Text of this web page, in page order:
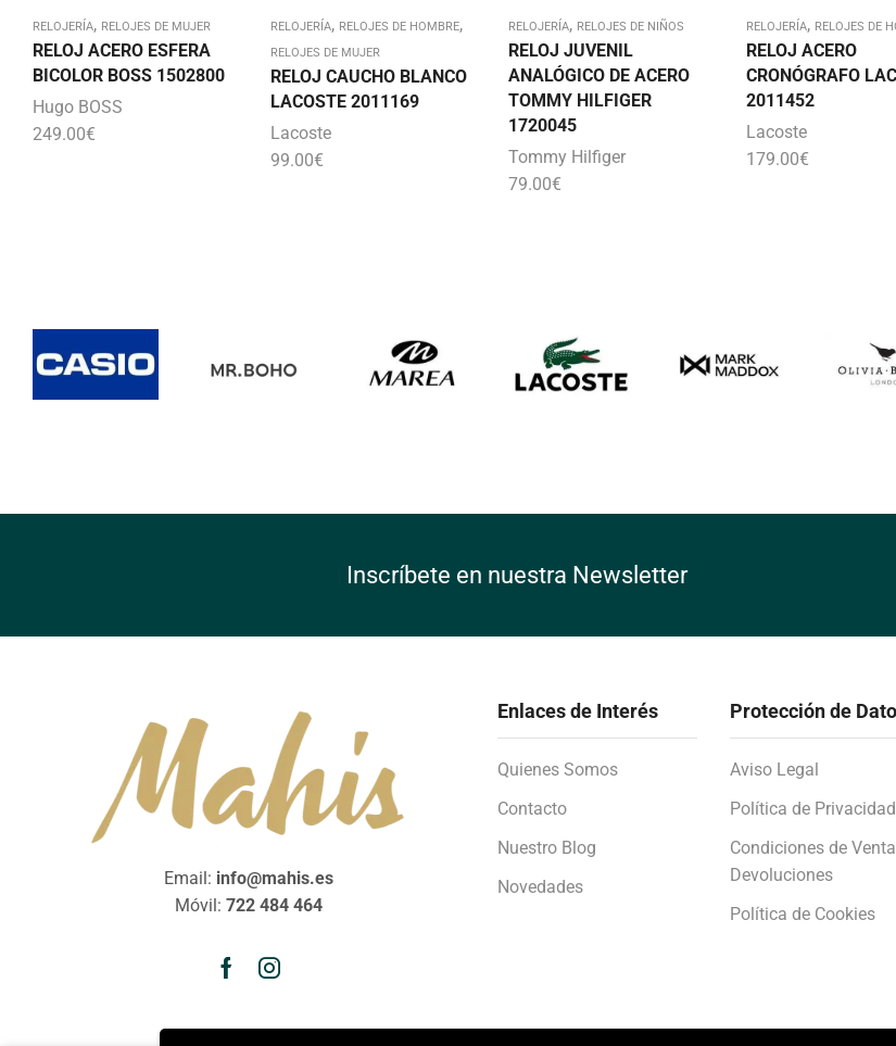
RELOJERÍA, RELOJES DE MUJER
RELOJ ACERO ESFERA
BICOLOR BOSS 1502800
Hugo BOSS
249.00€
RELOJERÍA, RELOJES DE HOMBRE,
RELOJES DE MUJER
RELOJ CAUCHO BLANCO
LACOSTE 2011169
Lacoste
99.00€
RELOJERÍA, RELOJES DE NIÑOS
RELOJ JUVENIL
ANALÓGICO DE ACERO
TOMMY HILFIGER
1720045
Tommy Hilfiger
79.00€
RELOJERÍA, RELOJES DE
RELOJ ACERO
CRONÓGRAFO
2011452
Lacoste
179.00€
Inscríbete en nuestra Newsletter
Email: info@mahis.es
Móvil: 722 484 464
Enlaces de Interés
Quienes Somos
Contacto
Nuestro Blog
Novedades
Protección de
Aviso Legal
Política de Privacidad
Condiciones de
Devoluciones
Política de Cookies